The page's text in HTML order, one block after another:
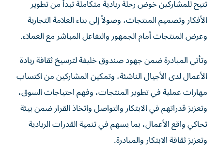
تتيح للمشاركين خوض رحلة ريادية متكاملة تبدأ من تطوير
الأفكار وتصميم المنتجات، وصولاً إلى بناء العلامة التجارية
وعرض المنتجات أمام الجمهور والتفاعل المباشر مع العملاء.
وتأتي المبادرة ضمن جهود صندوق خليفة لترسيخ ثقافة ريادة
الأعمال لدى الأجيال الناشئة، وتمكين المشاركين من اكتساب
مهارات عملية في تطوير المنتجات، وفهم احتياجات السوق،
وتعزيز قدراتهم في الابتكار والتواصل واتخاذ القرار ضمن بيئة
تحاكي واقع الأعمال، بما يسهم في تنمية القدرات الريادية
وتعزيز ثقافة الابتكار والمبادرة.